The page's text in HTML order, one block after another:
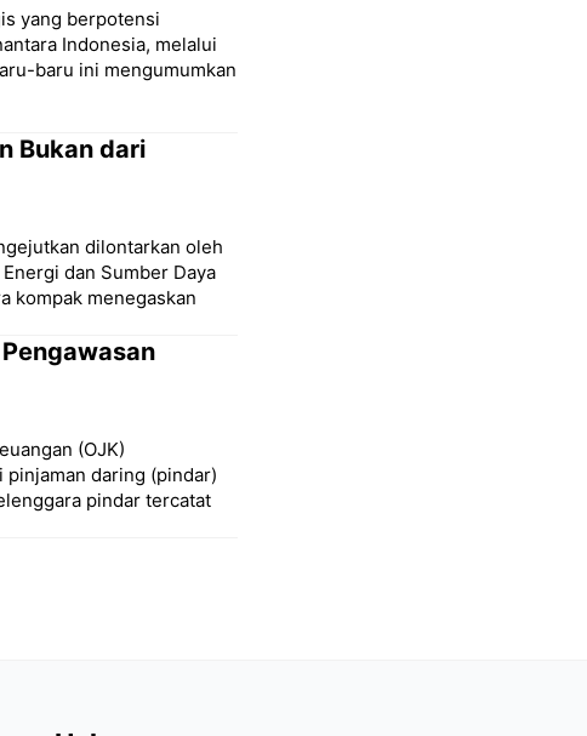
yang berpotensi
Indonesia, melalui
baru ini mengumumkan
Bukan dari
dilontarkan oleh
dan Sumber Daya
kompak menegaskan
(OJK)
daring (pindar)
pindar tercatat